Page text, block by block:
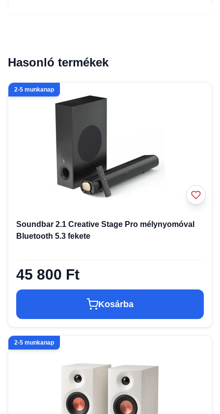
Hasonló termékek
2-5 munkanap
Soundbar 2.1 Creative Stage Pro mélynyomóval
Bluetooth 5.3 fekete
45 800 Ft
Kosárba
2-5 munkanap